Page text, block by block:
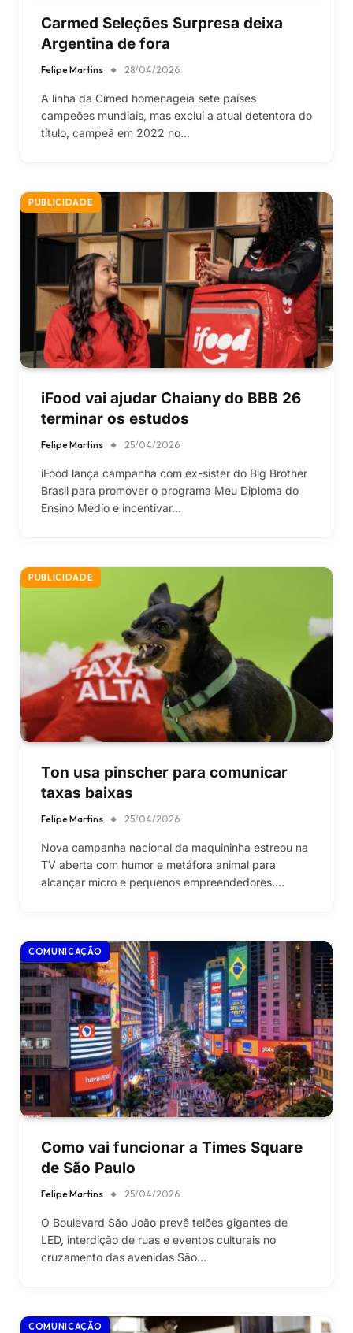
Carmed Seleções Surpresa deixa
Argentina de fora
Felipe Martins 28/04/2026
A linha da Cimed homenageia sete países
campeões mundiais, mas exclui a atual detentora do
título, campeã em 2022 no…
PUBLICIDADE
iFood vai ajudar Chaiany do BBB 26
terminar os estudos
Felipe Martins 25/04/2026
iFood lança campanha com ex-sister do Big Brother
Brasil para promover o programa Meu Diploma do
Ensino Médio e incentivar…
PUBLICIDADE
Ton usa pinscher para comunicar
taxas baixas
Felipe Martins 25/04/2026
Nova campanha nacional da maquininha estreou na
TV aberta com humor e metáfora animal para
alcançar micro e pequenos empreendedores.…
COMUNICAÇÃO
Como vai funcionar a Times Square
de São Paulo
Felipe Martins 25/04/2026
O Boulevard São João prevê telões gigantes de
LED, interdição de ruas e eventos culturais no
cruzamento das avenidas São…
COMUNICAÇÃO